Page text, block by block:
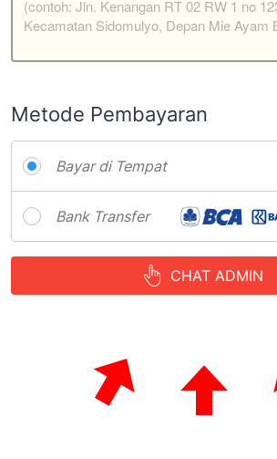
Metode Pembayaran
Bayar di Tempat
Bank Transfer
` CHAT ADMIN